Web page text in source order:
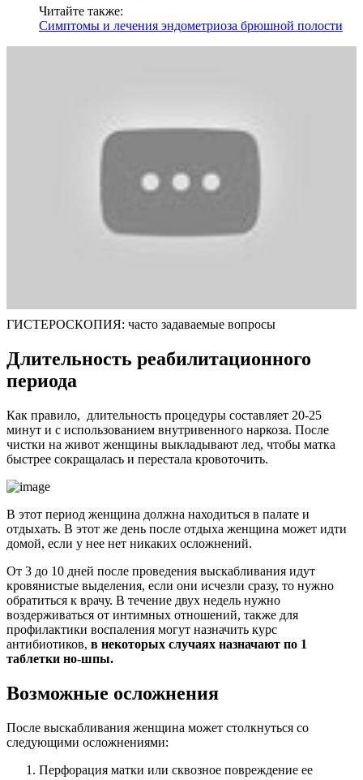
Читайте также:
Симптомы и лечения эндометриоза брюшной полости
ГИСТЕРОСКОПИЯ: часто задаваемые вопросы
Длительность реабилитационного
периода
Как правило, длительность процедуры составляет 20-25
минут и с использованием внутривенного наркоза. После
чистки на живот женщины выкладывают лед, чтобы матка
быстрее сокращалась и перестала кровоточить.
В этот период женщина должна находиться в палате и
отдыхать. В этот же день после отдыха женщина может идти
домой, если у нее нет никаких осложнений.
От 3 до 10 дней после проведения выскабливания идут
кровянистые выделения, если они исчезли сразу, то нужно
обратиться к врачу. В течение двух недель нужно
воздерживаться от интимных отношений, также для
профилактики воспаления могут назначить курс
антибиотиков, в некоторых случаях назначают по 1
таблетки но-шпы.
Возможные осложнения
После выскабливания женщина может столкнуться со
следующими осложнениями:
Перфорация матки или сквозное повреждение ее